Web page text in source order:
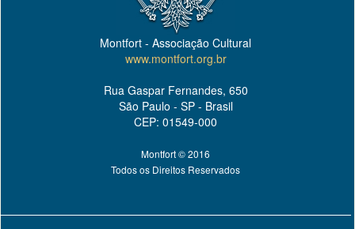
Montfort - Associação Cultural
www.montfort.org.br
Rua Gaspar Fernandes, 650
São Paulo - SP - Brasil
CEP: 01549-000
Montfort © 2016
Todos os Direitos Reservados